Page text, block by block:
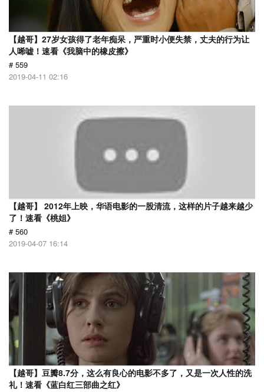
【越哥】27岁女孩得了老年痴呆，严重时小便失禁，丈夫的行为让
人唏嘘！速看《我脑中的橡皮擦》
# 559
2019-04-11 02:16
【越哥】 2012年上映，华语电影的一股清流，这样的片子越来越少
了！速看《桃姐》
# 560
2019-04-07 16:14
【越哥】豆瓣8.7分，这么有良心的电影不多了，又是一次人性的洗
礼！速看《蓝白红三部曲之红》